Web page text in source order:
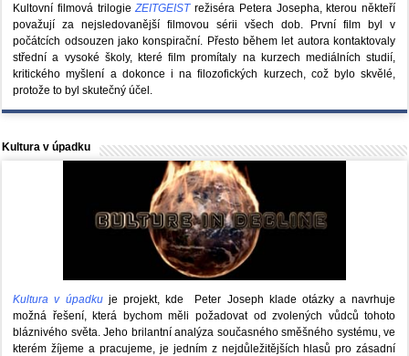
Kultovní filmová trilogieZEITGEISTrežiséra Petera Josepha, kterou někteří
považují za nejsledovanější filmovou sérii všech dob. První film byl v
počátcích odsouzen jako konspirační. Přesto během let autora kontaktovaly
střední a vysoké školy, které film promítaly na kurzech mediálních studií,
kritického myšlení a dokonce i na filozofických kurzech, což bylo skvělé,
protože to byl skutečný účel.
Kultura v úpadku
Kultura v úpadkuje projekt, kde Peter Joseph klade otázky a navrhuje
možná řešení, která bychom měli požadovat od zvolených vůdců tohoto
bláznivého světa. Jeho brilantní analýza současného směšného systému, ve
kterém žíjeme a pracujeme, je jedním z nejdůležitějších hlasů pro zásadní